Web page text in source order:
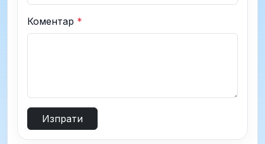
Коментар *
Изпрати